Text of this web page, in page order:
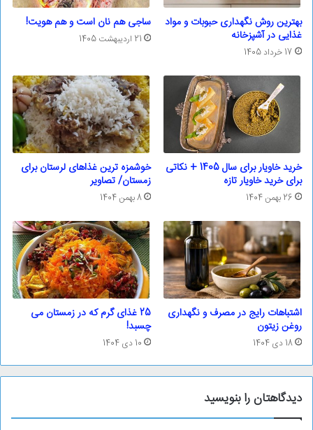
بهترین روش نگهداری حبوبات و مواد
غذایی در آشپزخانه
17 خرداد 1405
ساجی هم نان است و هم هویت!
21 اردیبهشت 1405
خرید خاویار برای سال 1405 + نکاتی
برای خرید خاویار تازه
26 بهمن 1404
خوشمزه ترین غذاهای لرستان برای
زمستان/ تصاویر
8 بهمن 1404
اشتباهات رایج در مصرف و نگهداری
روغن زیتون
18 دی 1404
25 غذای گرم که در زمستان می
چسبد!
10 دی 1404
دیدگاهتان را بنویسید